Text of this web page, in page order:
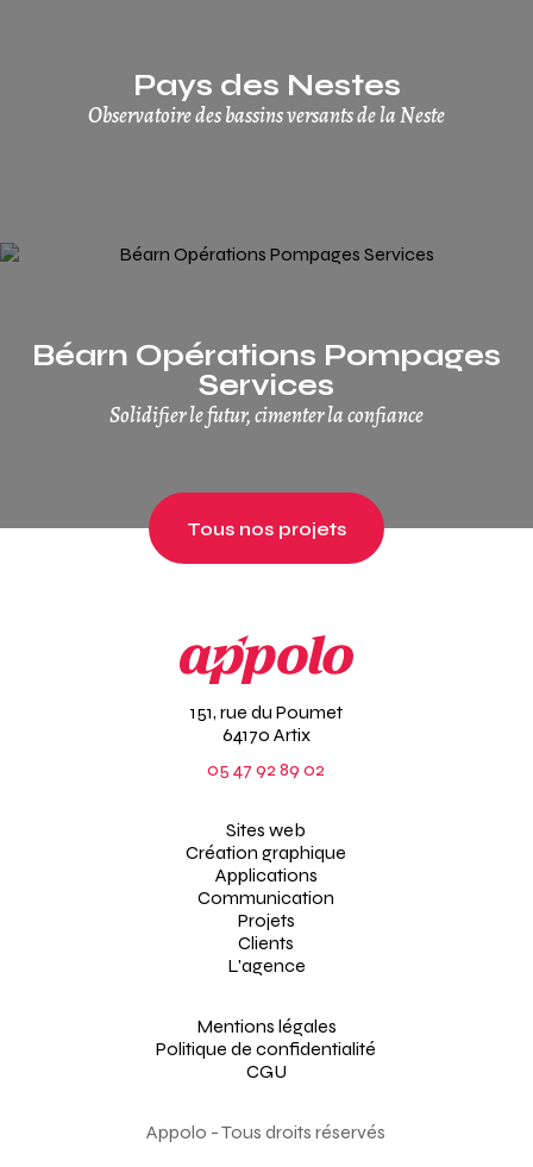
Pays des Nestes
Observatoire des bassins versants de la Neste
Béarn Opérations Pompages
Services
Solidifier le futur, cimenter la confiance
Tous nos projets
151, rue du Poumet
64170 Artix
05 47 92 89 02
Sites web
Création graphique
Applications
Communication
Projets
Clients
L'agence
Mentions légales
Politique de confidentialité
CGU
Appolo - Tous droits réservés